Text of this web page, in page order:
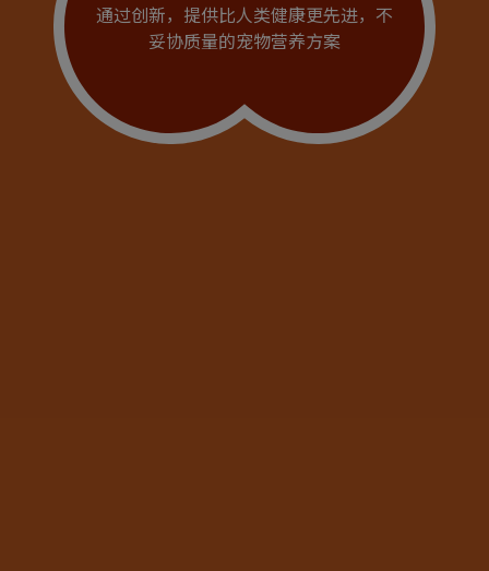
通过创新，提供比人类健康更先进，不
妥协质量的宠物营养方案